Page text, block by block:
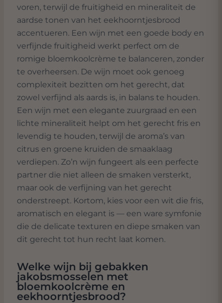
voren, terwijl de fruitigheid en mineraliteit de
aardse tonen van het eekhoorntjesbrood
accentueren. Een wijn met een goede body en
verfijnde fruitigheid werkt perfect om de
romige bloemkoolcrème te balanceren, zonder
te overheersen. De wijn moet ook genoeg
complexiteit bezitten om het gerecht, dat
zowel verfijnd als aards is, in balans te houden.
Een wijn met een elegante zuurgraad en een
lichte mineraliteit helpt om het gerecht fris en
levendig te houden, terwijl de aroma’s van
citrus en groene kruiden de smaaklaag
verdiepen. Zo’n wijn fungeert als een perfecte
partner die niet alleen de smaken versterkt,
maar ook de verfijning van het gerecht
onderstreept. Kortom, kies voor een wit die fris,
aromatisch en elegant is — een ware symfonie
die de delicate texturen en diepe smaken van
dit gerecht tot hun recht laat komen.
Welke wijn bij gebakken
jakobsmosselen met
bloemkoolcrème en
eekhoorntjesbrood?